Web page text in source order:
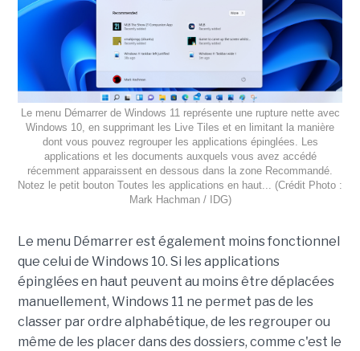
Le menu Démarrer de Windows 11 représente une rupture nette avec
Windows 10, en supprimant les Live Tiles et en limitant la manière
dont vous pouvez regrouper les applications épinglées. Les
applications et les documents auxquels vous avez accédé
récemment apparaissent en dessous dans la zone Recommandé.
Notez le petit bouton Toutes les applications en haut... (Crédit Photo :
Mark Hachman / IDG)
Le menu Démarrer est également moins fonctionnel
que celui de Windows 10. Si les applications
épinglées en haut peuvent au moins être déplacées
manuellement, Windows 11 ne permet pas de les
classer par ordre alphabétique, de les regrouper ou
même de les placer dans des dossiers, comme c'est le